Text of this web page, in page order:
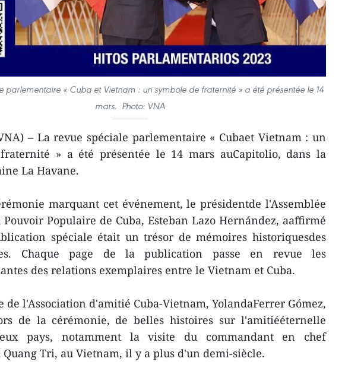
parlementaire « Cuba et Vietnam : un symbole de fraternité » a été présentée le 14
mars. Photo: VNA
– La revue spéciale parlementaire « Cubaet Vietnam : un
» a été présentée le 14 mars auCapitolio, dans la
La Havane.
marquant cet événement, le présidentde l'Assemblée
Populaire de Cuba, Esteban Lazo Hernández, aaffirmé
spéciale était un trésor de mémoires historiquesdes
Chaque page de la publication passe en revue les
des relations exemplaires entre le Vietnam et Cuba.
de l'Association d'amitié Cuba-Vietnam, YolandaFerrer Gómez,
de la cérémonie, de belles histoires sur l'amitiééternelle
pays, notamment la visite du commandant en chef
Quang Tri, au Vietnam, il y a plus d'un demi-siècle.